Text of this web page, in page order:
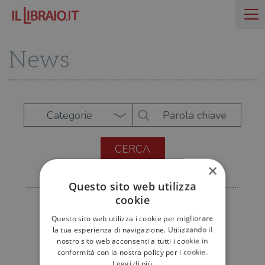
News
Categorie
×
Questo sito web utilizza
cookie
Questo sito web utilizza i cookie per migliorare
la tua esperienza di navigazione. Utilizzando il
nostro sito web acconsenti a tutti i cookie in
conformità con la nostra policy per i cookie.